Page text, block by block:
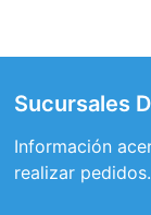
Sucursales
Información
realizar pedidos.